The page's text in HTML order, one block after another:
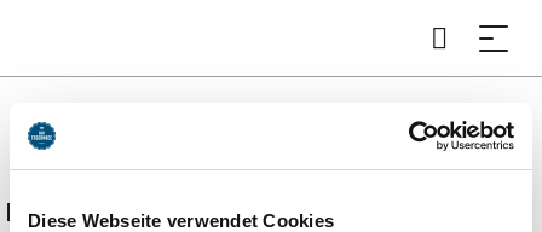
Diese Webseite verwendet Cookies
Beschreibung